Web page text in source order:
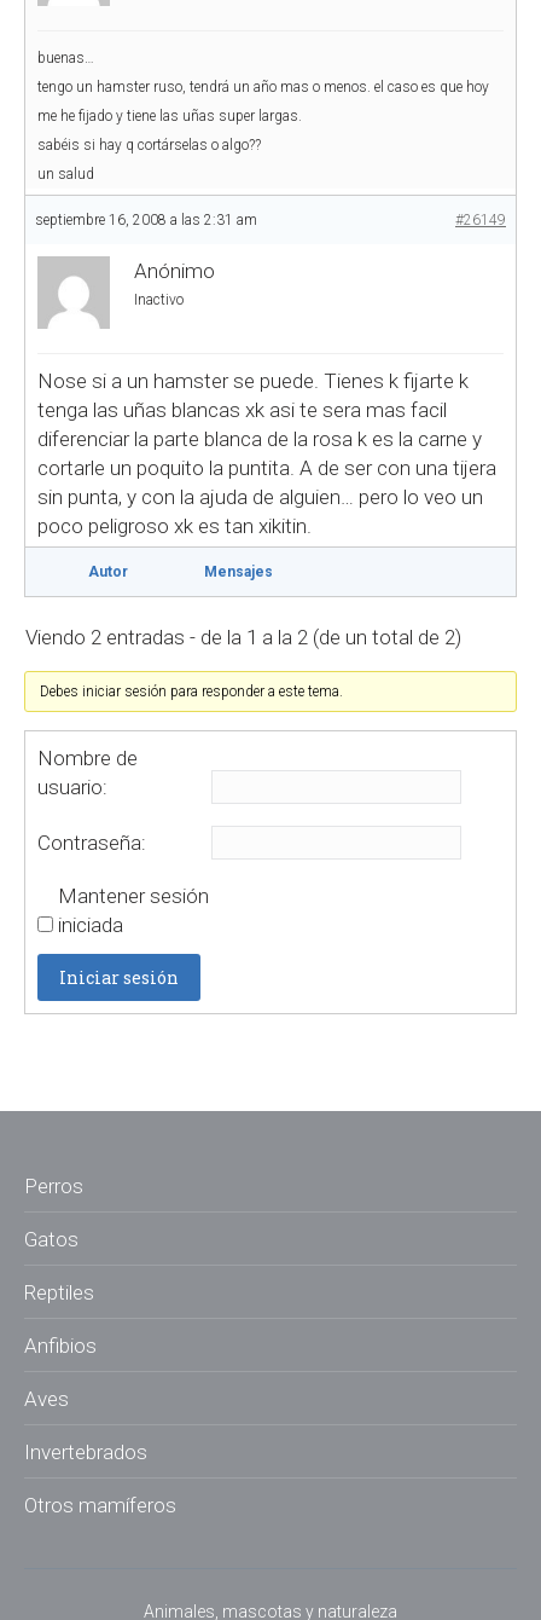
buenas…
tengo un hamster ruso, tendrá un año mas o menos. el caso es que hoy
me he fijado y tiene las uñas super largas.
sabéis si hay q cortárselas o algo??
un salud
septiembre 16, 2008 a las 2:31 am #26149
Anónimo
Inactivo
Nose si a un hamster se puede. Tienes k fijarte k
tenga las uñas blancas xk asi te sera mas facil
diferenciar la parte blanca de la rosa k es la carne y
cortarle un poquito la puntita. A de ser con una tijera
sin punta, y con la ajuda de alguien… pero lo veo un
poco peligroso xk es tan xikitin.
Autor Mensajes
Viendo 2 entradas - de la 1 a la 2 (de un total de 2)
Debes iniciar sesión para responder a este tema.
Nombre de
usuario:
Contraseña:
Mantener sesión
iniciada
Iniciar sesión
Perros
Gatos
Reptiles
Anfibios
Aves
Invertebrados
Otros mamíferos
Animales, mascotas y naturaleza